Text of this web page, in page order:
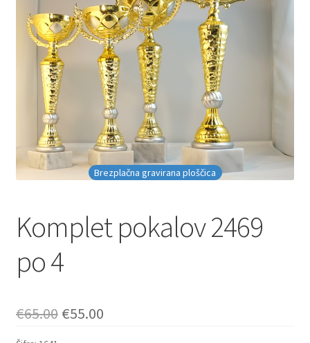
Brezplačna gravirana ploščica
Komplet pokalov 2469
po 4
€65.00 Izvirna
€55.00Trenutna